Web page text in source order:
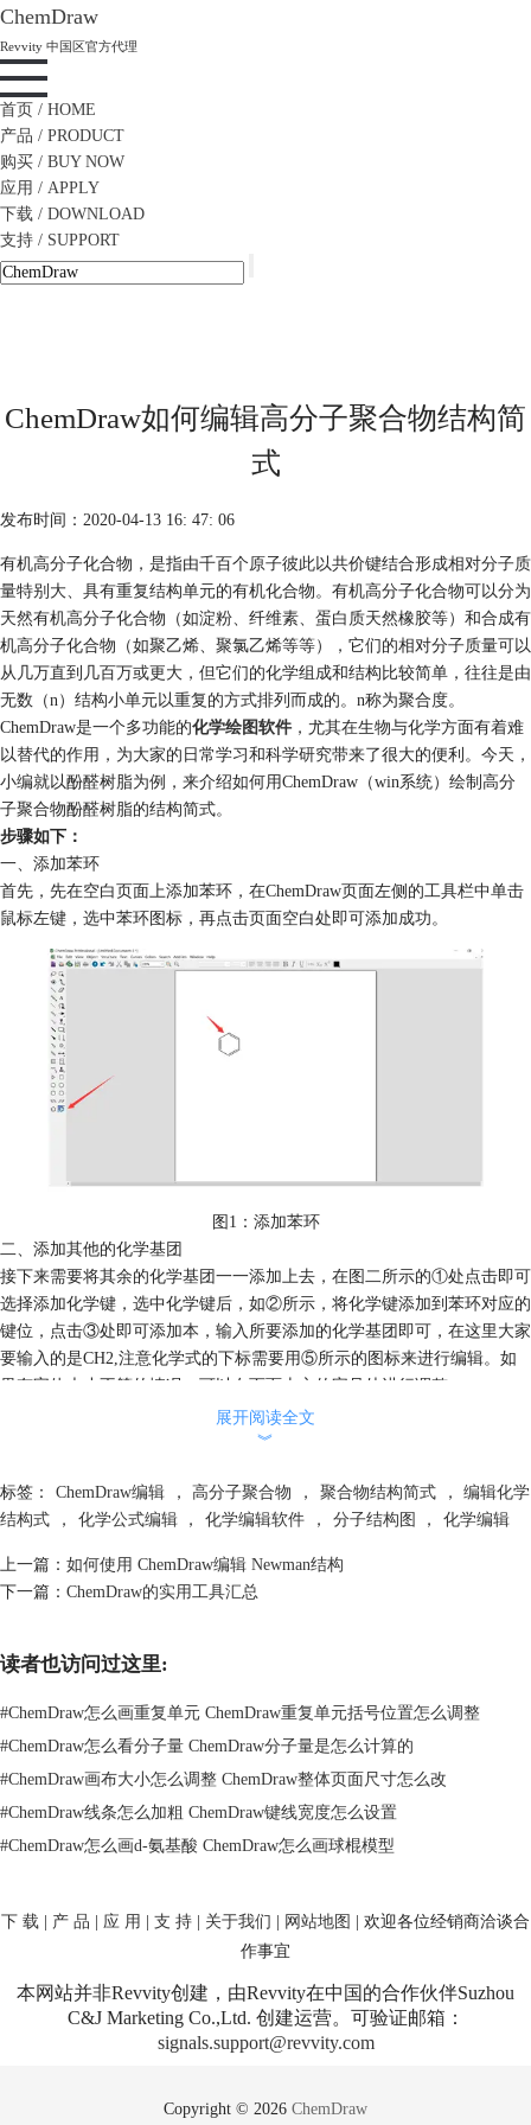
ChemDraw
Revvity 中国区官方代理
首页 / HOME
产品 / PRODUCT
购买 / BUY NOW
应用 / APPLY
下载 / DOWNLOAD
支持 / SUPPORT
ChemDraw如何编辑高分子聚合物结构简
式
发布时间：2020-04-13 16: 47: 06
有机高分子化合物，是指由千百个原子彼此以共价键结合形成相对分子质
量特别大、具有重复结构单元的有机化合物。有机高分子化合物可以分为
天然有机高分子化合物（如淀粉、纤维素、蛋白质天然橡胶等）和合成有
机高分子化合物（如聚乙烯、聚氯乙烯等等），它们的相对分子质量可以
从几万直到几百万或更大，但它们的化学组成和结构比较简单，往往是由
无数（n）结构小单元以重复的方式排列而成的。n称为聚合度。
ChemDraw是一个多功能的化学绘图软件，尤其在生物与化学方面有着难
以替代的作用，为大家的日常学习和科学研究带来了很大的便利。今天，
小编就以酚醛树脂为例，来介绍如何用ChemDraw（win系统）绘制高分
子聚合物酚醛树脂的结构简式。
步骤如下：
一、添加苯环
首先，先在空白页面上添加苯环，在ChemDraw页面左侧的工具栏中单击
鼠标左键，选中苯环图标，再点击页面空白处即可添加成功。
图1：添加苯环
二、添加其他的化学基团
接下来需要将其余的化学基团一一添加上去，在图二所示的①处点击即可
选择添加化学键，选中化学键后，如②所示，将化学键添加到苯环对应的
键位，点击③处即可添加本，输入所要添加的化学基团即可，在这里大家
要输入的是CH2,注意化学式的下标需要用⑤所示的图标来进行编辑。如
果有字体大小不等的情况，可以在页面上方的字号处进行调整。
三、插入括号
高分子聚合物的最大的特点之一就是结构简式中含有括号。工具栏中点击
基元工具即可添加括号，单击基元工具后再单击需要添加括号的化学键，
即页面中的蓝色标识处，即可将括号插入。
展开阅读全文
︾
标签： ChemDraw编辑 ， 高分子聚合物 ， 聚合物结构简式 ，
编辑化学
结构式
， 化学公式编辑 ， 化学编辑软件 ， 分子结构图 ， 化学编辑
上一篇： 如何使用 ChemDraw编辑 Newman结构
下一篇： ChemDraw的实用工具汇总
读者也访问过这里:
#ChemDraw怎么画重复单元 ChemDraw重复单元括号位置怎么调整
#ChemDraw怎么看分子量 ChemDraw分子量是怎么计算的
#ChemDraw画布大小怎么调整 ChemDraw整体页面尺寸怎么改
#ChemDraw线条怎么加粗 ChemDraw键线宽度怎么设置
#ChemDraw怎么画d-氨基酸 ChemDraw怎么画球棍模型
下 载 产 品 应 用 支 持 关于我们 网站地图
| 欢迎各位经销商洽谈合
作事宜
本网站并非Revvity创建，由Revvity在中国的合作伙伴Suzhou
C&J Marketing Co.,Ltd. 创建运营。可验证邮箱：
signals.support@revvity.com
Copyright © 2026 ChemDraw